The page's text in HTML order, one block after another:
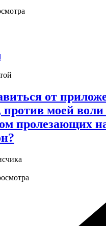
от
против моей
пролезающих